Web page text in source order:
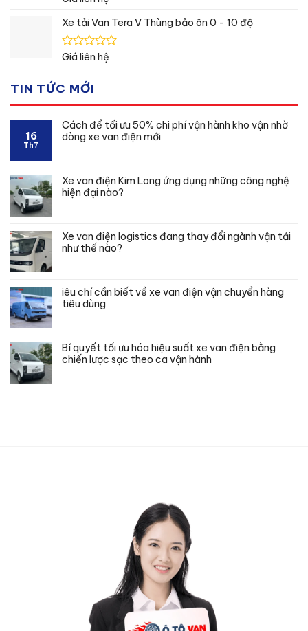
hạng
5
sao
Xe tải Van Tera V Thùng bảo ôn 0 - 10 độ
Được
0
Giá liên hệ
TIN TỨC MỚI
16
Th7
Cách để tối ưu 50% chi phí vận hành kho vận nhờ
dòng xe van điện mới
Xe van điện Kim Long ứng dụng những công nghệ
hiện đại nào?
Xe van điện logistics đang thay đổi ngành vận tải
như thế nào?
iêu chí cần biết về xe van điện vận chuyển hàng
tiêu dùng
Bí quyết tối ưu hóa hiệu suất xe van điện bằng
chiến lược sạc theo ca vận hành